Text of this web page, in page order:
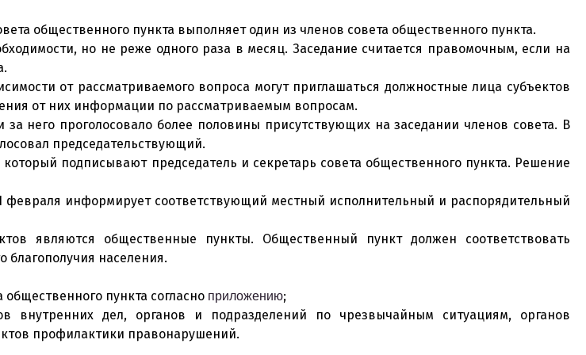
общественного пункта выполняет один из членов совета общественного пункта.
но не реже одного раза в месяц. Заседание считается правомочным, если на
от рассматриваемого вопроса могут приглашаться должностные лица субъектов
от них информации по рассматриваемым вопросам.
него проголосовало более половины присутствующих на заседании членов совета. В
председательствующий.
подписывают председатель и секретарь совета общественного пункта. Решение
февраля информирует соответствующий местный исполнительный и распорядительный
являются общественные пункты. Общественный пункт должен соответствовать
благополучия населения.
пункта согласно приложению;
внутренних дел, органов и подразделений по чрезвычайным ситуациям, органов
профилактики правонарушений.